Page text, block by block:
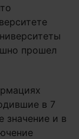
прошел
в 7
значение и в